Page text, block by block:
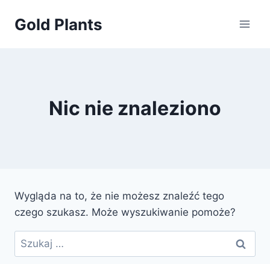
Gold Plants
Nic nie znaleziono
Wygląda na to, że nie możesz znaleźć tego
czego szukasz. Może wyszukiwanie pomoże?
Szukaj: